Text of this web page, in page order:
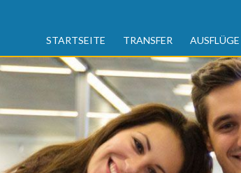
STARTSEITE TRANSFER AUSFLÜGE